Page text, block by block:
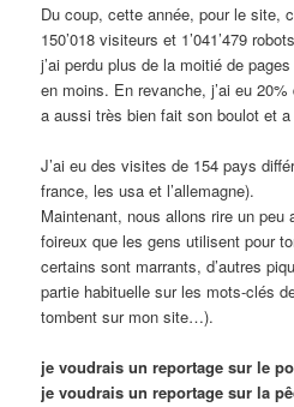
Du coup, cette année, pour le site,
150’018 visiteurs et 1’041’479
j’ai perdu plus de la moitié de
en moins. En revanche, j’ai eu
a aussi très bien fait son boulot et a
J’ai eu des visites de 154 pays
france, les usa et l’allemagne).
Maintenant, nous allons rire un
foireux que les gens utilisent pour
certains sont marrants, d’autres
partie habituelle sur les mots-clés
tombent sur mon site…).
je voudrais un reportage sur le
je voudrais un reportage sur la